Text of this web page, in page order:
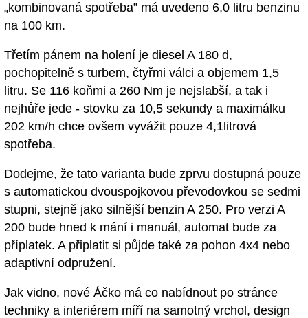
„kombinovaná spotřeba” má uvedeno 6,0 litru benzinu
na 100 km.
Třetím pánem na holení je diesel A 180 d,
pochopitelně s turbem, čtyřmi válci a objemem 1,5
litru. Se 116 koňmi a 260 Nm je nejslabší, a tak i
nejhůře jede - stovku za 10,5 sekundy a maximálku
202 km/h chce ovšem vyvážit pouze 4,1litrová
spotřeba.
Dodejme, že tato varianta bude zprvu dostupná pouze
s automatickou dvouspojkovou převodovkou se sedmi
stupni, stejně jako silnější benzin A 250. Pro verzi A
200 bude hned k mání i manuál, automat bude za
příplatek. A připlatit si půjde také za pohon 4x4 nebo
adaptivní odpružení.
Jak vidno, nové Áčko má co nabídnout po stránce
techniky a interiérem míří na samotný vrchol, design